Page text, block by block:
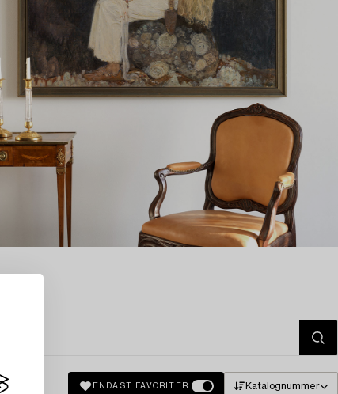
ENDAST FAVORITER Katalognummer